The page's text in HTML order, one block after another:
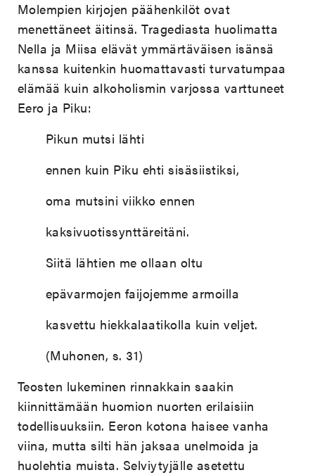
Molempien kirjojen päähenkilöt ovat
menettäneet äitinsä. Tragediasta huolimatta
Nella ja Miisa elävät ymmärtäväisen isänsä
kanssa kuitenkin huomattavasti turvatumpaa
elämää kuin alkoholismin varjossa varttuneet
Eero ja Piku:
Pikun mutsi lähti
ennen kuin Piku ehti sisäsiistiksi,
oma mutsini viikko ennen
kaksivuotissynttäreitäni.
Siitä lähtien me ollaan oltu
epävarmojen faijojemme armoilla
kasvettu hiekkalaatikolla kuin veljet.
(Muhonen, s. 31)
Teosten lukeminen rinnakkain saakin
kiinnittämään huomion nuorten erilaisiin
todellisuuksiin. Eeron kotona haisee vanha
viina, mutta silti hän jaksaa unelmoida ja
huolehtia muista. Selviytyjälle asetettu